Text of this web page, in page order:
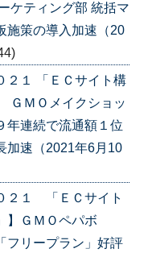
ケティング部 統括マ
施策の導入加速（20
２１ 「ＥＣサイト構
ＧＭＯメイクショッ
年連続で流通額１位
加速（2021年6月10
２１ 「ＥＣサイト
】ＧＭＯペパボ
フリープラン」好評